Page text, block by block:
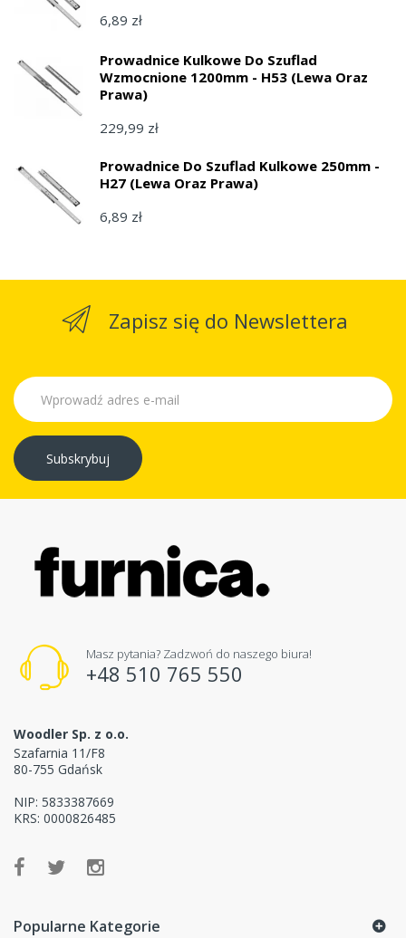
6,89 zł
Prowadnice Kulkowe Do Szuflad
Wzmocnione 1200mm - H53 (lewa Oraz
Prawa)
229,99 zł
Prowadnice Do Szuflad Kulkowe 250mm -
H27 (lewa Oraz Prawa)
6,89 zł
Zapisz się do Newslettera
Subskrybuj
Masz pytania? Zadzwoń do naszego biura!
+48 510 765 550
Woodler Sp. z o.o.
Szafarnia 11/F8
80-755 Gdańsk
NIP: 5833387669
KRS: 0000826485
Popularne Kategorie